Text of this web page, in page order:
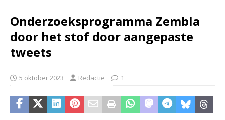
Onderzoeksprogramma Zembla
door het stof door aangepaste
tweets
5 oktober 2023 Redactie 1